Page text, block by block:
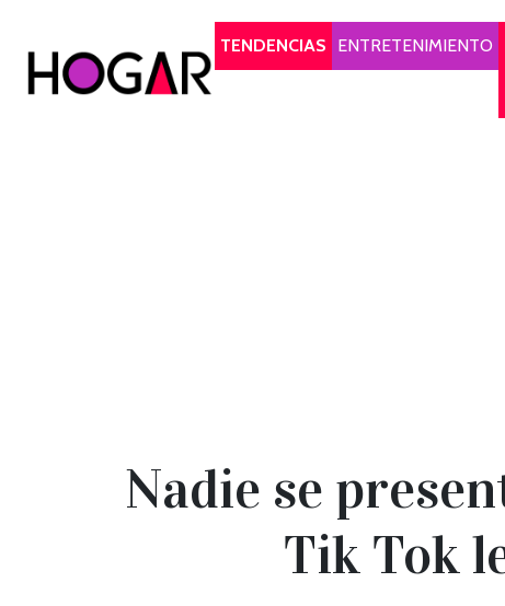
TENDENCIAS
ENTRETENIMIENTO
Nadie se
Tik Tok